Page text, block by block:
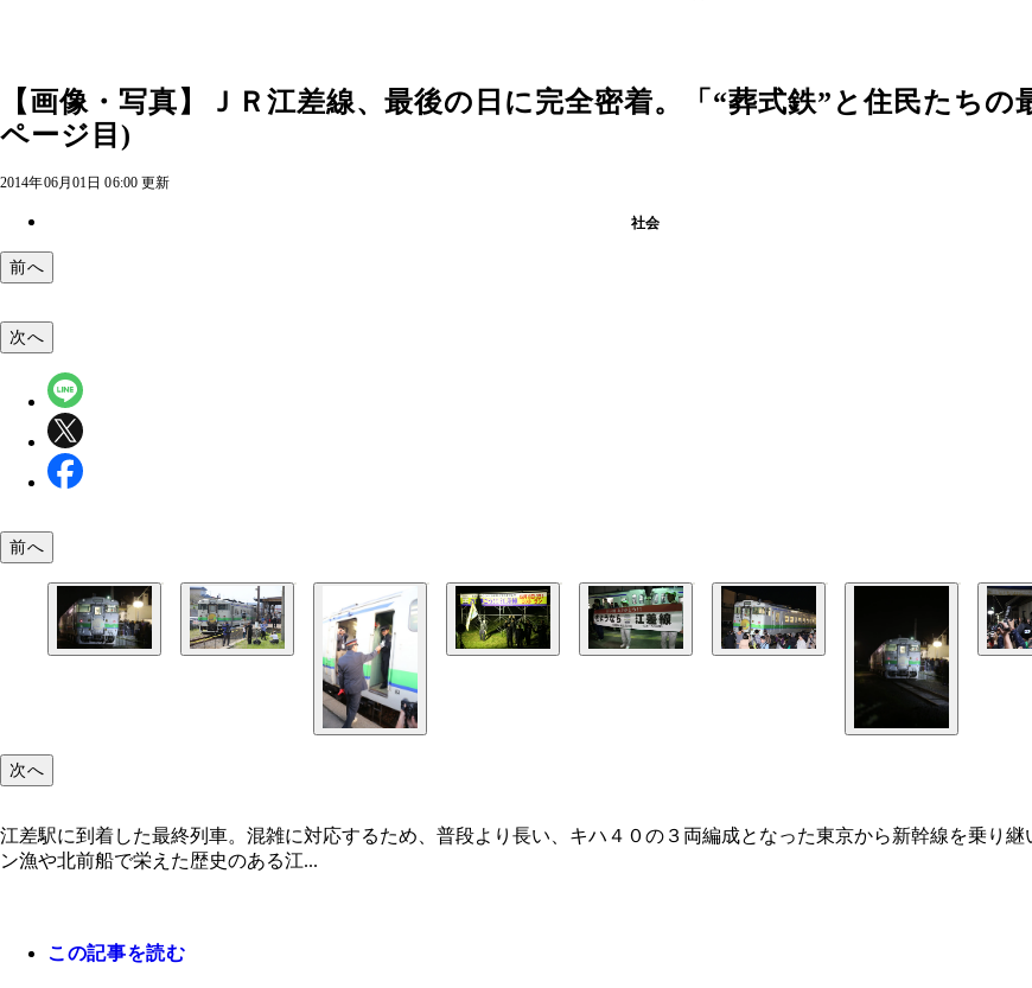
【画像・写真】ＪＲ江差線、最後の日に完全密着。「“葬式鉄”と住民たちの
ページ目)
2014年06月01日 06:00 更新
社会
前へ
次へ
前へ
次へ
江差駅に到着した最終列車。混雑に対応するため、普段より長い、キハ４０の３両編成となった東京から新幹線を乗り
ン漁や北前船で栄えた歴史のある江...
この記事を読む